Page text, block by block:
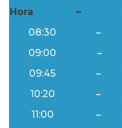
Hora –
08:30
–
09:00
–
09:45
–
10:20
–
11:00
–